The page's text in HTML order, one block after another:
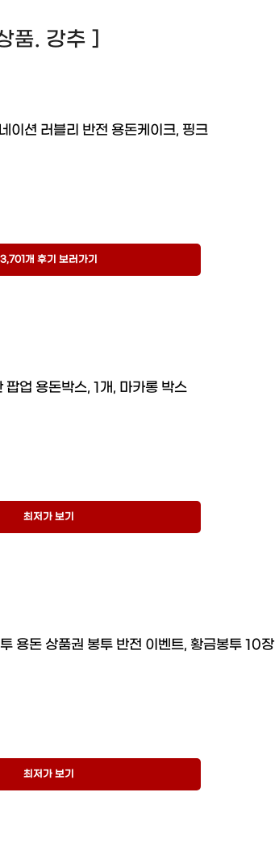
품. 강추 ]
이션 러블리 반전 용돈케이크, 핑크
3,701개 후기 보러가기
팝업 용돈박스, 1개, 마카롱 박스
최저가 보기
용돈 상품권 봉투 반전 이벤트, 황금봉투 10장
최저가 보기